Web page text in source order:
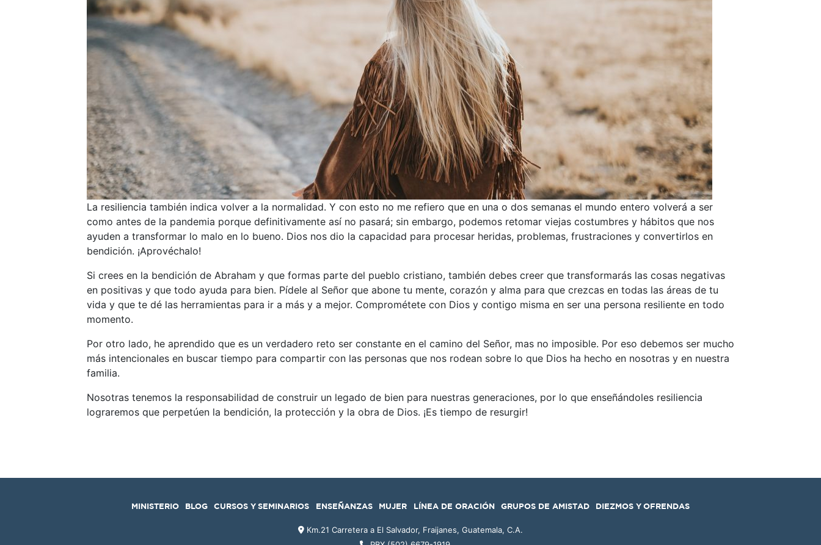
La resiliencia también indica volver a la normalidad. Y con esto no me refiero que en una o dos semanas el mundo entero volverá a ser
como antes de la pandemia porque definitivamente así no pasará; sin embargo, podemos retomar viejas costumbres y hábitos que nos
ayuden a transformar lo malo en lo bueno. Dios nos dio la capacidad para procesar heridas, problemas, frustraciones y convertirlos en
bendición. ¡Aprovéchalo!
Si crees en la bendición de Abraham y que formas parte del pueblo cristiano, también debes creer que transformarás las cosas negativas
en positivas y que todo ayuda para bien. Pídele al Señor que abone tu mente, corazón y alma para que crezcas en todas las áreas de tu
vida y que te dé las herramientas para ir a más y a mejor. Comprométete con Dios y contigo misma en ser una persona resiliente en todo
momento.
Por otro lado, he aprendido que es un verdadero reto ser constante en el camino del Señor, mas no imposible. Por eso debemos ser mucho
más intencionales en buscar tiempo para compartir con las personas que nos rodean sobre lo que Dios ha hecho en nosotras y en nuestra
familia.
Nosotras tenemos la responsabilidad de construir un legado de bien para nuestras generaciones, por lo que enseñándoles resiliencia
lograremos que perpetúen la bendición, la protección y la obra de Dios. ¡Es tiempo de resurgir!
MINISTERIO BLOG CURSOS Y SEMINARIOS ENSEÑANZAS MUJER LÍNEA DE ORACIÓN GRUPOS DE AMISTAD DIEZMOS Y OFRENDAS
Km.21 Carretera a El Salvador, Fraijanes, Guatemala, C.A.